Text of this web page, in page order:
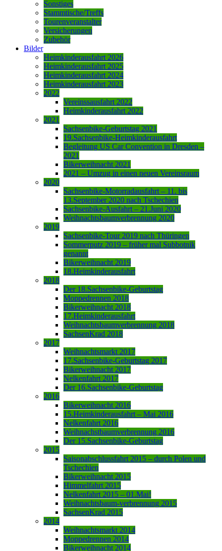
Sonstiges
Stammtische/Treffs
Tourenveranstalter
Versicherungen
Zubehör
Bilder
Heimkinderausfahrt 2026
Heimkinderausfahrt 2025
Heimkinderausfahrt 2024
Heimkinderausfahrt 2023
2022
Vereinssausfahrt 2022
Heimkinderausfahrt 2022
2021
Sachsenbike-Geburtstag 2021
19.Sachsenbike-Heimkinderausfahrt
Begleitung US Car Convention in Dresden –
2021
Bikerweihnacht 2021
2021 – Umzug in einen neuen Vereinsraum
2020
Sachsenbike-Motorradausfahrt – 11. bis
13.September 2020 nach Tschechien
Sachsenbike-Ausfahrt – 21.Juni 2020
Weihnachtsbaumverbrennung 2020
2019
Sachsenbike-Tour 2019 nach Thüringen
Sommerputz 2019 – früher mal Subbotnik
genannt
Bikerweihnacht 2019
18.Heimkinderausfahrt
2018
Der 18.Sachsenbike-Geburtstag
Moppedrennen 2018
Bikerweihnacht 2018
17.Heimkinderausfahrt
Weihnachtsbaumverbrennung 2018
SachsenKrad 2018
2017
Weihnachtsmarkt 2017
17.Sachsenbike-Geburtstag 2017
Bikerweihnacht 2017
Nelkenfahrt 2017
Der 16.Sachsenbike-Geburtstag
2016
Bikerweihnacht 2016
15.Heimkinderausfahrt – Mai 2016
Nelkenfahrt 2016
Weihnachstbaumverbrennung 2016
Der 15.Sachsenbike-Geburtstag
2015
Saisonabschlussfahrt 2015 – durch Polen und
Tschechien
Bikerweihnacht 2015
Himmelfahrt 2015
Nelkenfahrt 2015 – 01.Mai!
Weihnachtsbaum-verbrennung 2015
SachsenKrad 2015
2014
Weihnachtsmarkt 2014
Moppedrennen 2014
Bikerweihnacht 2014